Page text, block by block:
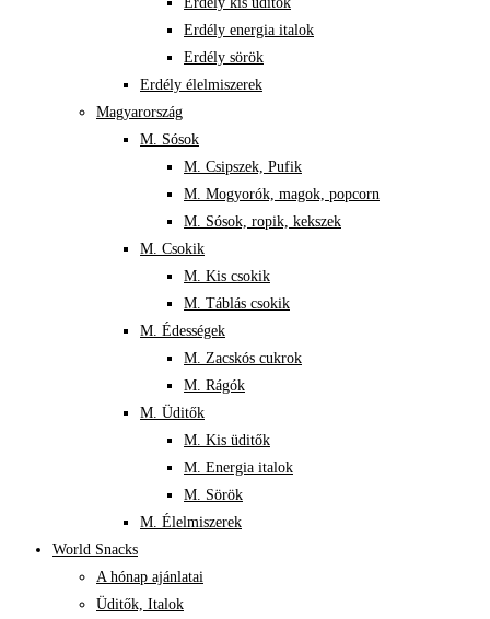
Erdély energia italok
Erdély sörök
Erdély élelmiszerek
Magyarország
M. Sósok
M. Csipszek, Pufik
M. Mogyorók, magok, popcorn
M. Sósok, ropik, kekszek
M. Csokik
M. Kis csokik
M. Táblás csokik
M. Édességek
M. Zacskós cukrok
M. Rágók
M. Üditők
M. Kis üditők
M. Energia italok
M. Sörök
M. Élelmiszerek
World Snacks
A hónap ajánlatai
Üditők, Italok